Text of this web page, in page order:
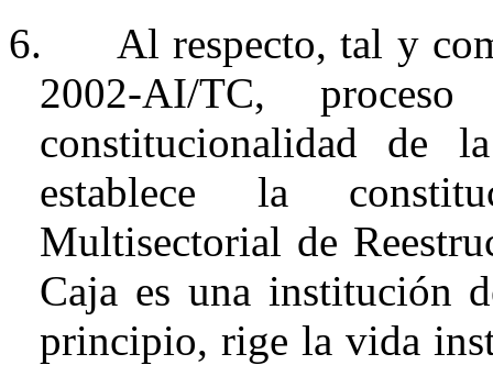
6.
Al respecto, tal y
2002-AI/TC,
constitucionalidad de
establece la
Multisectorial de
Caja es una institución
principio, rige la vida